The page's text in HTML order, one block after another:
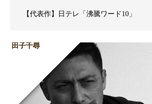
【代表作】日テレ「沸騰ワード10」
田子千尋